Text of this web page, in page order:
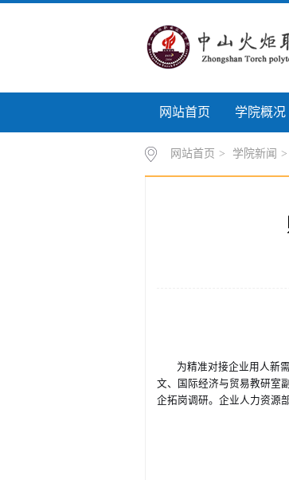
网站首页 学院概况
网站首页 > 学院新闻 >
为精准对接企业用人新
文、 国际经济与贸易教研室
企拓岗调研。企业人力资源